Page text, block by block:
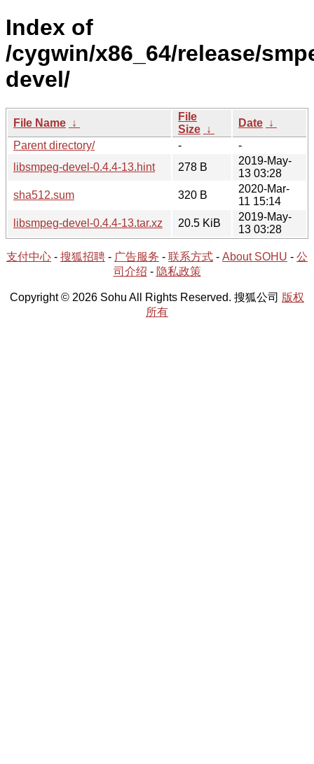
Index of
/cygwin/x86_64/release/
devel/
File Name ↓
File
Size ↓
Date ↓
Parent directory/
-
-
libsmpeg-devel-0.4.4-13.hint
278 B
2019-May-
13 03:28
sha512.sum
320 B
2020-Mar-
11 15:14
libsmpeg-devel-0.4.4-13.tar.xz
20.5 KiB
2019-May-
13 03:28
支付中心 - 搜狐招聘 - 广告服务 - 联系方式 - About SOHU - 公
司介绍 - 隐私政策
Copyright © 2026 Sohu All Rights Reserved. 搜狐公司 版权
所有